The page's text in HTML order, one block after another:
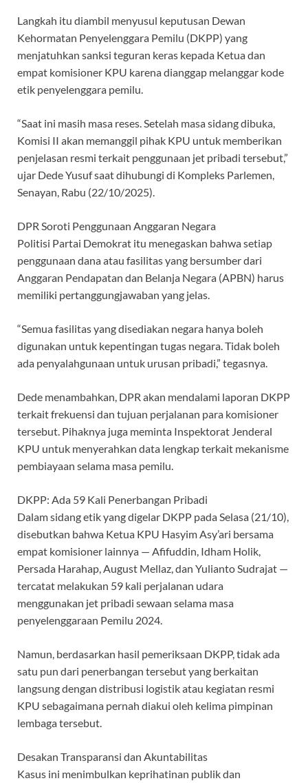
Langkah itu diambil menyusul keputusan Dewan
Kehormatan Penyelenggara Pemilu (DKPP) yang
menjatuhkan sanksi teguran keras kepada Ketua dan
empat komisioner KPU karena dianggap melanggar kode
etik penyelenggara pemilu.
“Saat ini masih masa reses. Setelah masa sidang dibuka,
Komisi II akan memanggil pihak KPU untuk memberikan
penjelasan resmi terkait penggunaan jet pribadi tersebut,”
ujar Dede Yusuf saat dihubungi di Kompleks Parlemen,
Senayan, Rabu (22/10/2025).
DPR Soroti Penggunaan Anggaran Negara
Politisi Partai Demokrat itu menegaskan bahwa setiap
penggunaan dana atau fasilitas yang bersumber dari
Anggaran Pendapatan dan Belanja Negara (APBN) harus
memiliki pertanggungjawaban yang jelas.
“Semua fasilitas yang disediakan negara hanya boleh
digunakan untuk kepentingan tugas negara. Tidak boleh
ada penyalahgunaan untuk urusan pribadi,” tegasnya.
Dede menambahkan, DPR akan mendalami laporan DKPP
terkait frekuensi dan tujuan perjalanan para komisioner
tersebut. Pihaknya juga meminta Inspektorat Jenderal
KPU untuk menyerahkan data lengkap terkait mekanisme
pembiayaan selama masa pemilu.
DKPP: Ada 59 Kali Penerbangan Pribadi
Dalam sidang etik yang digelar DKPP pada Selasa (21/10),
disebutkan bahwa Ketua KPU Hasyim Asy’ari bersama
empat komisioner lainnya — Afifuddin, Idham Holik,
Persada Harahap, August Mellaz, dan Yulianto Sudrajat —
tercatat melakukan 59 kali perjalanan udara
menggunakan jet pribadi sewaan selama masa
penyelenggaraan Pemilu 2024.
Namun, berdasarkan hasil pemeriksaan DKPP, tidak ada
satu pun dari penerbangan tersebut yang berkaitan
langsung dengan distribusi logistik atau kegiatan resmi
KPU sebagaimana pernah diakui oleh kelima pimpinan
lembaga tersebut.
Desakan Transparansi dan Akuntabilitas
Kasus ini menimbulkan keprihatinan publik dan